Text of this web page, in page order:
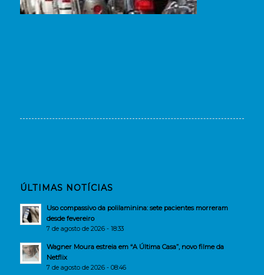
ÚLTIMAS NOTÍCIAS
Uso compassivo da polilaminina: sete pacientes morreram
desde fevereiro
7 de agosto de 2026 - 18:33
Wagner Moura estreia em “A Última Casa”, novo filme da
Netflix
7 de agosto de 2026 - 08:46